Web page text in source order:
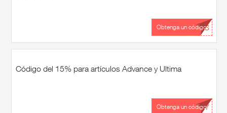
...NS
Obtenga un código
Código del 15% para artículos Advance y Ultima
...TY
Obtenga un código